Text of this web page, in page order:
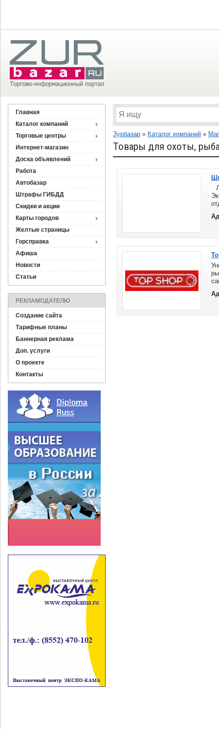
Главная
Каталог компаний
Торговые центры
Интернет-магазин
Доска объявлений
Работа
Автобазар
Штрафы ГИБДД
Скидки и акции
Карты городов
Желтые страницы
Горсправка
Афиша
Новости
Статьи
РЕКЛАМОДАТЕЛЮ
Создание сайта
Тарифные планы
Баннерная реклама
Доп. услуги
О проекте
Контакты
Зурбазар » Каталог компаний »
Товары для охоты,